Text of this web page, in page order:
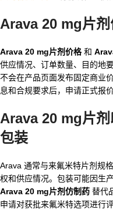
Arava 20 mg片
Arava 20 mg片剂价格和
供应情况、订单数量、目的地
不会在产品页面发布固定商业
息和合规要求后，申请正式报
Arava 20 mg片
包装
Arava 通常与来氟米特片剂规
权和供应情况。包装可能因生
Arava 20 mg片剂仿制药 替代
申请对获批来氟米特选项进行评